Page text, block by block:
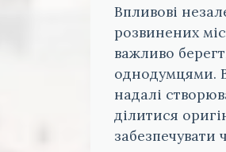
Впливові
розвинених
важливо
однодумцями.
надалі
ділитися
забезпечувати